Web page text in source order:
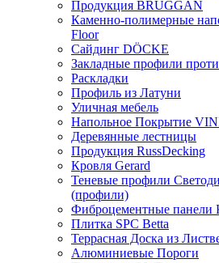
Продукция BRUGGAN
Каменно-полимерные
Floor
Сайдинг DÖCKE
Закладные профили
Раскладки
Профиль из Латуни
Уличная мебель
Напольное Покрытие
Деревянные лестницы
Продукция RussDecking
Кровля Gerard
Теневые профили
(профили)
Фиброцементные панели
Плитка SPC Betta
Террасная Доска из
Алюминиевые Пороги